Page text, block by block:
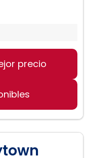
precio